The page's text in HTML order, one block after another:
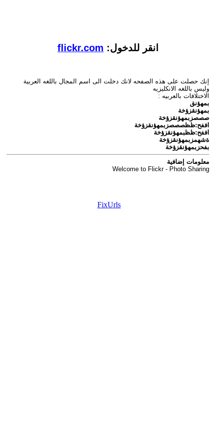
انقر للدخول: flickr.com
إنك حصلت على هذه الصفحه لانك دخلت الى اسم المجال باللغه العربية
وليس باللغه الانكليزيه
الاختلافات بالعربيه :
بمهؤنق
بمهؤنقزؤخة
صصصزبمهؤنقزؤخة
اففح:ظظصصصزبمهؤنقزؤخة
اففح:ظظبمهؤنقزؤخة
ةشهمزبمهؤنقزؤخة
بفحزبمهؤنقزؤخة
معلومات إضافية
Welcome to Flickr - Photo Sharing
FixUrls